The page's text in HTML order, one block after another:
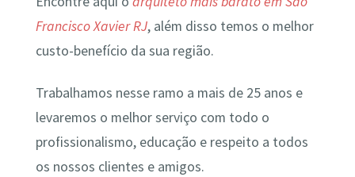
Francisco Xavier RJ, além disso temos o melhor
custo-benefício da sua região.
Trabalhamos nesse ramo a mais de 25 anos e
levaremos o melhor serviço com todo o
profissionalismo, educação e respeito a todos
os nossos clientes e amigos.